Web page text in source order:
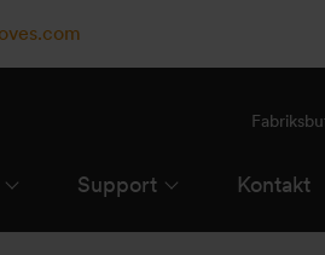
Support Kontakt